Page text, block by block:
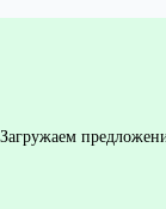
Загружаем